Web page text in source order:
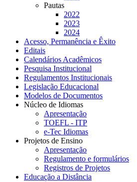
Pautas
2022
2023
2024
Acesso, Permanência e Êxito
Editais
Calendários Acadêmicos
Pesquisa Institucional
Regulamentos Institucionais
Legislação Educacional
Modelos de Documentos
Núcleo de Idiomas
Apresentação
TOEFL - ITP
e-Tec Idiomas
Projetos de Ensino
Apresentação
Regulamento e formulários
Registros de Projetos
Educação a Distância